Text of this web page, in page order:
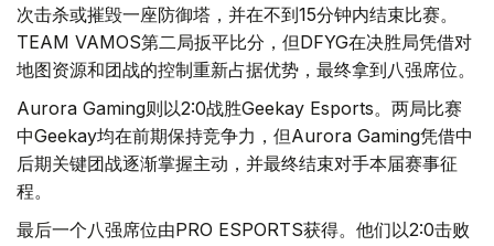
次击杀或摧毁一座防御塔，并在不到15分钟内结束比赛。
TEAM VAMOS第二局扳平比分，但DFYG在决胜局凭借对
地图资源和团战的控制重新占据优势，最终拿到八强席位。
Aurora Gaming则以2:0战胜Geekay Esports。两局比赛
中Geekay均在前期保持竞争力，但Aurora Gaming凭借中
后期关键团战逐渐掌握主动，并最终结束对手本届赛事征
程。
最后一个八强席位由PRO ESPORTS获得。他们以2:0击败